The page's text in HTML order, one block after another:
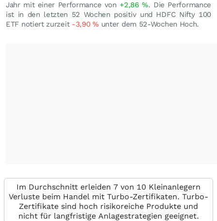
Jahr mit einer Performance von +2,86%. Die Performance
ist in den letzten 52 Wochen positiv und HDFC Nifty 100
ETF notiert zurzeit -3,90%unter dem 52-Wochen Hoch.
Im Durchschnitt erleiden 7 von 10 Kleinanlegern
Verluste beim Handel mit Turbo-Zertifikaten. Turbo-
Zertifikate sind hoch risikoreiche Produkte und
nicht für langfristige Anlagestrategien geeignet.